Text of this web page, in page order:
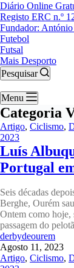
Diário Online
Registo ERC n.º
Fundador:
Futebol
Futsal
Mais Desporto
Pesquisar
Menu
Categoria
Artigo, Ciclismo,
2023
Luís
Portugal
Seis décadas
Berghe, Ourém
Ontem como hoje,
passagem do
derbydeourem
Agosto 11, 2023
Artigo, Ciclismo,